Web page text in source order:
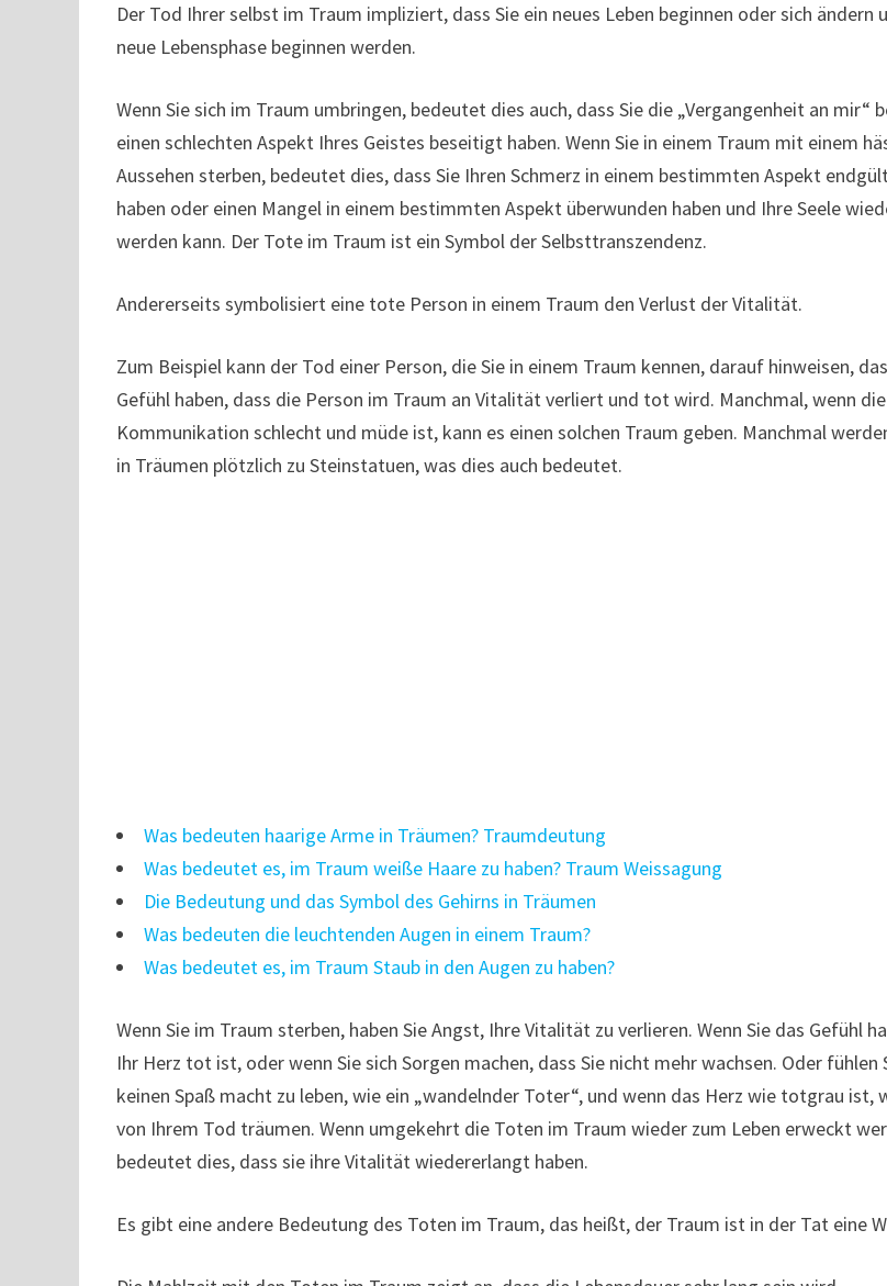
Der Tod Ihrer selbst im Traum impliziert, dass Sie ein neues Leben beginnen oder sich ändern
neue Lebensphase beginnen werden.
Wenn Sie sich im Traum umbringen, bedeutet dies auch, dass Sie die „Vergangenheit an mir“
einen schlechten Aspekt Ihres Geistes beseitigt haben. Wenn Sie in einem Traum mit einem
Aussehen sterben, bedeutet dies, dass Sie Ihren Schmerz in einem bestimmten Aspekt
haben oder einen Mangel in einem bestimmten Aspekt überwunden haben und Ihre Seele
werden kann. Der Tote im Traum ist ein Symbol der Selbsttranszendenz.
Andererseits symbolisiert eine tote Person in einem Traum den Verlust der Vitalität.
Zum Beispiel kann der Tod einer Person, die Sie in einem Traum kennen, darauf hinweisen,
Gefühl haben, dass die Person im Traum an Vitalität verliert und tot wird. Manchmal, wenn die
Kommunikation schlecht und müde ist, kann es einen solchen Traum geben. Manchmal
in Träumen plötzlich zu Steinstatuen, was dies auch bedeutet.
Was bedeuten haarige Arme in Träumen? Traumdeutung
Was bedeutet es, im Traum weiße Haare zu haben? Traum Weissagung
Die Bedeutung und das Symbol des Gehirns in Träumen
Was bedeuten die leuchtenden Augen in einem Traum?
Was bedeutet es, im Traum Staub in den Augen zu haben?
Wenn Sie im Traum sterben, haben Sie Angst, Ihre Vitalität zu verlieren. Wenn Sie das Gefühl
Ihr Herz tot ist, oder wenn Sie sich Sorgen machen, dass Sie nicht mehr wachsen. Oder fühlen
keinen Spaß macht zu leben, wie ein „wandelnder Toter“, und wenn das Herz wie totgrau ist,
von Ihrem Tod träumen. Wenn umgekehrt die Toten im Traum wieder zum Leben erweckt
bedeutet dies, dass sie ihre Vitalität wiedererlangt haben.
Es gibt eine andere Bedeutung des Toten im Traum, das heißt, der Traum ist in der Tat eine